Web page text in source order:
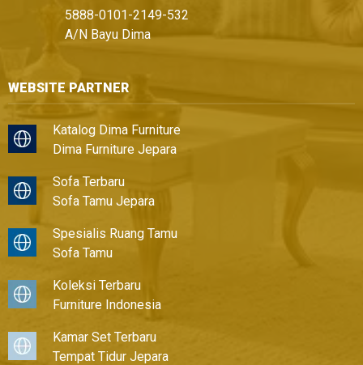
5888-0101-2149-532
A/N Bayu Dima
WEBSITE PARTNER
Katalog Dima Furniture
Dima Furniture Jepara
Sofa Terbaru
Sofa Tamu Jepara
Spesialis Ruang Tamu
Sofa Tamu
Koleksi Terbaru
Furniture Indonesia
Kamar Set Terbaru
Tempat Tidur Jepara